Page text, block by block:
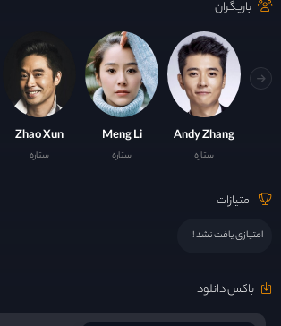
بازیگران
Andy Zhang
ستاره
Meng Li
ستاره
Zhao Xun
ستاره
امتیازات
امتیازی یافت نشد !
باکس دانلود